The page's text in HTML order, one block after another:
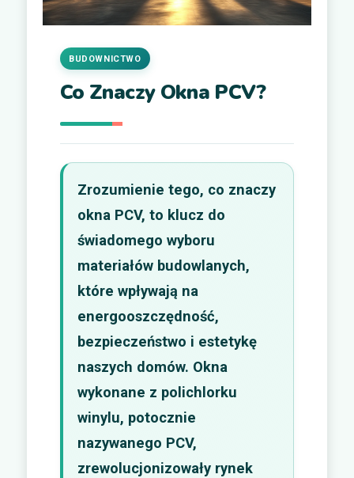
Co Znaczy Okna PCV?
BUDOWNICTWO
Zrozumienie tego, co znaczy
okna PCV, to klucz do
świadomego wyboru
materiałów budowlanych,
które wpływają na
energooszczędność,
bezpieczeństwo i estetykę
naszych domów. Okna
wykonane z polichlorku
winylu, potocznie
nazywanego PCV,
zrewolucjonizowały rynek